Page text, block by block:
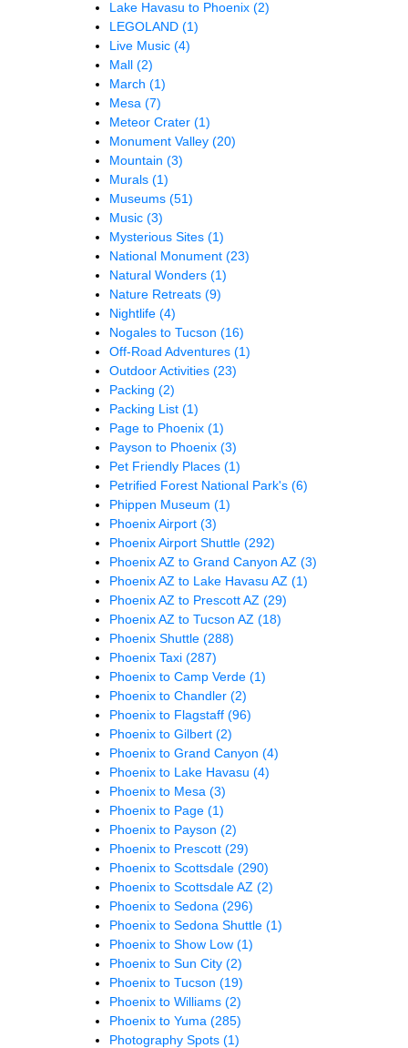
Lake Havasu to Phoenix (2)
LEGOLAND (1)
Live Music (4)
Mall (2)
March (1)
Mesa (7)
Meteor Crater (1)
Monument Valley (20)
Mountain (3)
Murals (1)
Museums (51)
Music (3)
Mysterious Sites (1)
National Monument (23)
Natural Wonders (1)
Nature Retreats (9)
Nightlife (4)
Nogales to Tucson (16)
Off-Road Adventures (1)
Outdoor Activities (23)
Packing (2)
Packing List (1)
Page to Phoenix (1)
Payson to Phoenix (3)
Pet Friendly Places (1)
Petrified Forest National Park's (6)
Phippen Museum (1)
Phoenix Airport (3)
Phoenix Airport Shuttle (292)
Phoenix AZ to Grand Canyon AZ (3)
Phoenix AZ to Lake Havasu AZ (1)
Phoenix AZ to Prescott AZ (29)
Phoenix AZ to Tucson AZ (18)
Phoenix Shuttle (288)
Phoenix Taxi (287)
Phoenix to Camp Verde (1)
Phoenix to Chandler (2)
Phoenix to Flagstaff (96)
Phoenix to Gilbert (2)
Phoenix to Grand Canyon (4)
Phoenix to Lake Havasu (4)
Phoenix to Mesa (3)
Phoenix to Page (1)
Phoenix to Payson (2)
Phoenix to Prescott (29)
Phoenix to Scottsdale (290)
Phoenix to Scottsdale AZ (2)
Phoenix to Sedona (296)
Phoenix to Sedona Shuttle (1)
Phoenix to Show Low (1)
Phoenix to Sun City (2)
Phoenix to Tucson (19)
Phoenix to Williams (2)
Phoenix to Yuma (285)
Photography Spots (1)